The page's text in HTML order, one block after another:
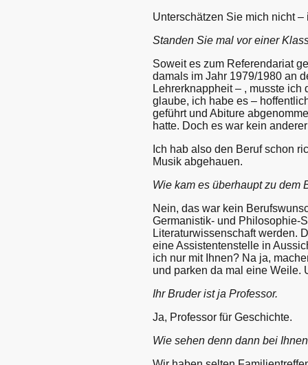
Unterschätzen Sie mich nicht
Standen Sie mal vor einer
Soweit es zum Referendariat
damals im Jahr 1979/1980 an
Lehrerknappheit – , musste
glaube, ich habe es –
geführt und Abiture
hatte. Doch es war kein
Ich hab also den Beruf schon
Musik abgehauen.
Wie kam es überhaupt zu dem
Nein, das war kein
Germanistik- und Philosophie-
Literaturwissenschaft werden.
eine Assistentenstelle in
ich nur mit Ihnen? Na ja,
und parken da mal eine Weile.
Ihr Bruder ist ja Professor.
Ja, Professor für Geschichte.
Wie sehen denn dann bei